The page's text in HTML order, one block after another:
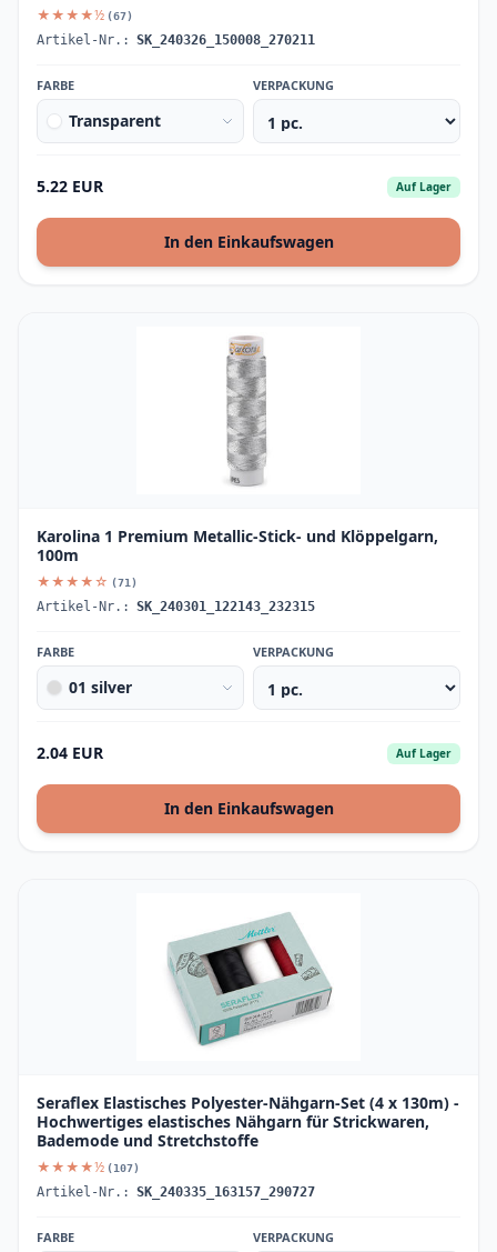
★★★★½ (67)
Artikel-Nr.: SK_240326_150008_270211
FARBE
Transparent
VERPACKUNG
5.22 EUR Auf Lager
In den Einkaufswagen
Karolina 1 Premium Metallic-Stick- und Klöppelgarn,
100m
★★★★☆ (71)
Artikel-Nr.: SK_240301_122143_232315
FARBE
01 silver
VERPACKUNG
2.04 EUR Auf Lager
In den Einkaufswagen
Seraflex Elastisches Polyester-Nähgarn-Set (4 x 130m) -
Hochwertiges elastisches Nähgarn für Strickwaren,
Bademode und Stretchstoffe
★★★★½ (107)
Artikel-Nr.: SK_240335_163157_290727
FARBE VERPACKUNG